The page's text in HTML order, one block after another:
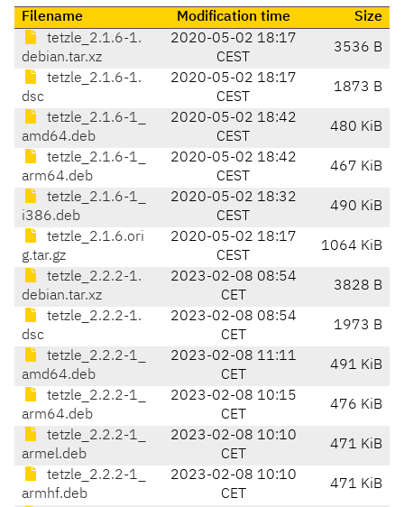
Filename Modification time
Size
tetzle_2.1.6-1.
debian.tar.xz
2020-05-02 18:17
CEST
3536 B
tetzle_2.1.6-1.
dsc
2020-05-02 18:17
CEST
1873 B
tetzle_2.1.6-1_
amd64.deb
2020-05-02 18:42
CEST
480 KiB
tetzle_2.1.6-1_
arm64.deb
2020-05-02 18:42
CEST
467 KiB
tetzle_2.1.6-1_
i386.deb
2020-05-02 18:32
CEST
490 KiB
tetzle_2.1.6.ori
g.tar.gz
2020-05-02 18:17
CEST
1064 KiB
tetzle_2.2.2-1.
debian.tar.xz
2023-02-08 08:54
CET
3828 B
tetzle_2.2.2-1.
dsc
2023-02-08 08:54
CET
1973 B
tetzle_2.2.2-1_
amd64.deb
2023-02-08 11:11
CET
491 KiB
tetzle_2.2.2-1_
arm64.deb
2023-02-08 10:15
CET
476 KiB
tetzle_2.2.2-1_
armel.deb
2023-02-08 10:10
CET
471 KiB
tetzle_2.2.2-1_
armhf.deb
2023-02-08 10:10
CET
471 KiB